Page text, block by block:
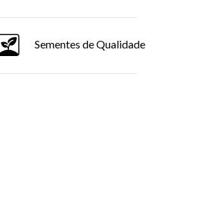
Sementes de Qualidade